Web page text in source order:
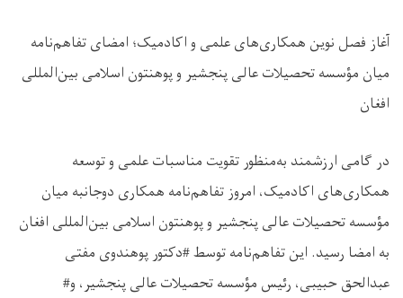
آغاز فصل نوین همکاری‌های علمی و اکادمیک؛ امضای تفاهم‌نامه
میان مؤسسه تحصیلات عالی پنجشیر و پوهنتون اسلامی بین‌المللی
افغان
در گامی ارزشمند به‌منظور تقویت مناسبات علمی و توسعه
همکاری‌های اکادمیک، امروز تفاهم‌نامه همکاری دوجانبه میان
مؤسسه تحصیلات عالی پنجشیر و پوهنتون اسلامی بین‌المللی افغان
به امضا رسید. این تفاهم‌نامه توسط #دکتور پوهندوی مفتی
عبدالحق حبیبی، رئیس مؤسسه تحصیلات عالی پنجشیر، و#